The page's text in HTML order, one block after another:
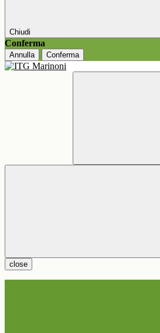
Chiudi
Conferma
Annulla Conferma
close